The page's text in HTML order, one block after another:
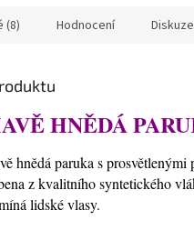
(8) Hodnocení Diskuze
HNĚDÁ
hnědá paruka s prosvětlenými
z kvalitního syntetického
lidské vlasy.